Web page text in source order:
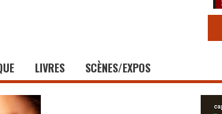
LIVRES SCÈNES/EXPOS